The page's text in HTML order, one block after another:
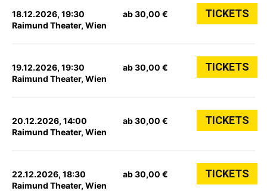
18.12.2026, 19:30
Raimund Theater, Wien
ab 30,00 € TICKETS
19.12.2026, 19:30
Raimund Theater, Wien
ab 30,00 € TICKETS
20.12.2026, 14:00
Raimund Theater, Wien
ab 30,00 € TICKETS
22.12.2026, 18:30
Raimund Theater, Wien
ab 30,00 € TICKETS